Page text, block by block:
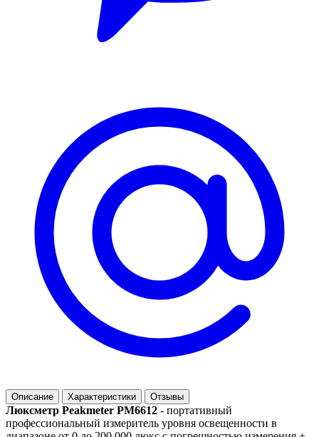
Описание Характеристики Отзывы
Люксметр Peakmeter PM6612 - портативный
профессиональный измеритель уровня освещенности в